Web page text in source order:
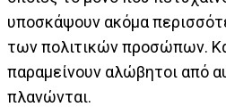
υποσκάψουν ακόμα
των πολιτικών προσώπων.
παραμείνουν αλώβητοι από
πλανώνται.